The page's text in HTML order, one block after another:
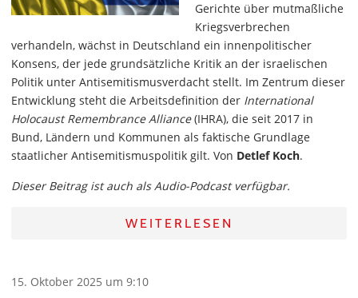
Gerichte über mutmaßliche
Kriegsverbrechen
verhandeln, wächst in Deutschland ein innenpolitischer
Konsens, der jede grundsätzliche Kritik an der israelischen
Politik unter Antisemitismusverdacht stellt. Im Zentrum dieser
Entwicklung steht die Arbeitsdefinition der International
Holocaust Remembrance Alliance(IHRA), die seit 2017 in
Bund, Ländern und Kommunen als faktische Grundlage
staatlicher Antisemitismuspolitik gilt. Von Detlef Koch.
Dieser Beitrag ist auch als Audio-Podcast verfügbar.
WEITERLESEN
15. Oktober 2025 um 9:10